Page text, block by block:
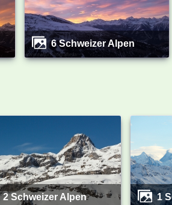
6 Schweizer Alpen
2 Schweizer Alpen 1